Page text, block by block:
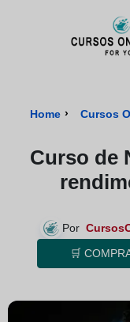
Home ›
Curso de
Por
🛒